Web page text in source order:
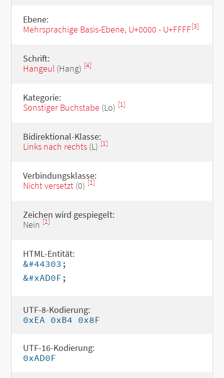
Ebene:
Mehrsprachige Basis-Ebene, U+0000 - U+FFFF[3]
Schrift:
Hangeul(Hang) [4]
Kategorie:
Sonstiger Buchstabe (Lo) [1]
Bidirektional-Klasse:
Links nach rechts(L) [1]
Verbindungsklasse:
Nicht versetzt(0) [1]
Zeichen wird gespiegelt:
Nein [1]
HTML-Entität:
&#44303;
&#xAD0F;
UTF-8-Kodierung:
0xEA 0xB4 0x8F
UTF-16-Kodierung:
0xAD0F